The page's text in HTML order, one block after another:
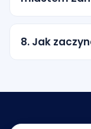
komunikacji
Tak.
ale
obsługujących
8. Jak
działań,